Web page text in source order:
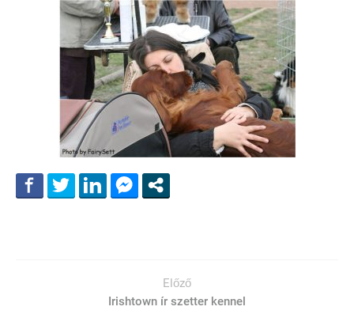
Előző
Irishtown ír szetter kennel